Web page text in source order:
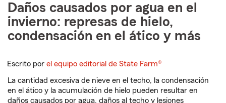
Daños causados por agua en el
invierno: represas de hielo,
condensación en el ático y más
Escrito porel equipo editorial de State Farm®
La cantidad excesiva de nieve en el techo, la condensación
en el ático y la acumulación de hielo pueden resultar en
daños causados por agua, daños al techo y lesiones